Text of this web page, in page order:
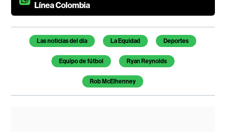
Línea Colombia
Temas de este artículo
Las noticias del día La Equidad Deportes
Equipo de fútbol Ryan Reynolds
Rob McElhenney